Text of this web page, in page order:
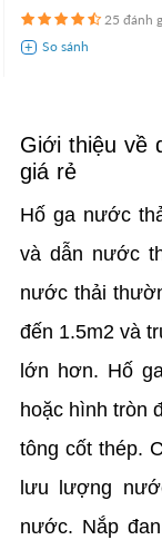
25 đánh
Giới thiệu về
giá rẻ
Hố ga nước
và dẫn nước
nước thải
đến 1.5m2 và
lớn hơn. Hố
hoặc hình tròn
tông cốt thép.
lưu lượng
nước. Nắp